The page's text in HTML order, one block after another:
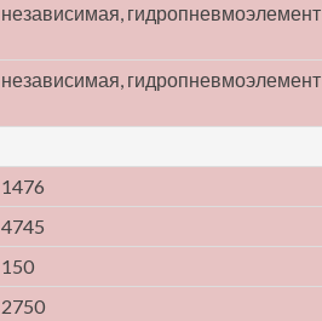
независимая, гидропневмоэлемент
независимая, гидропневмоэлемент
1476
4745
150
2750